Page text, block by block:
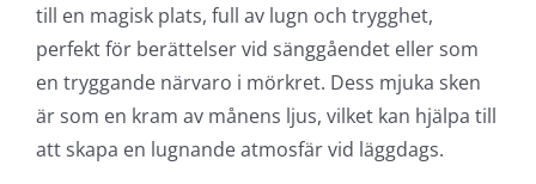
till en magisk plats, full av lugn och trygghet,
perfekt för berättelser vid sänggåendet eller som
en tryggande närvaro i mörkret. Dess mjuka sken
är som en kram av månens ljus, vilket kan hjälpa till
att skapa en lugnande atmosfär vid läggdags.